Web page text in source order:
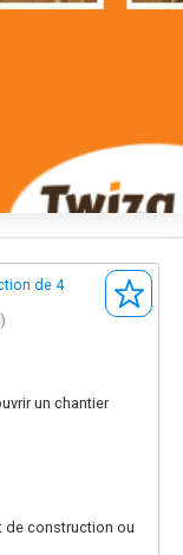
de 4
un chantier
de construction ou